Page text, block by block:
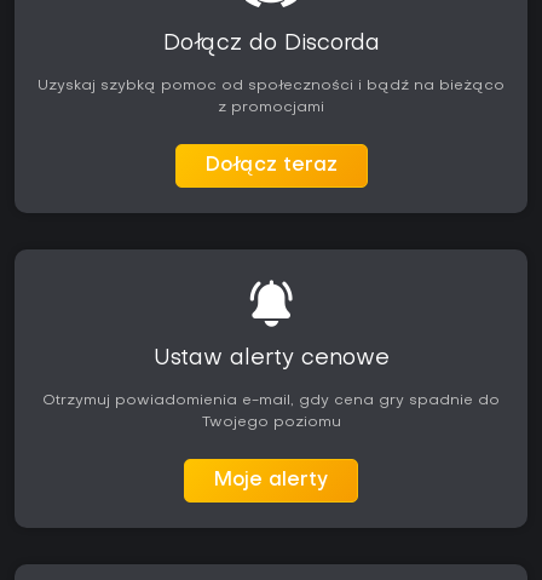
Dołącz do Discorda
Uzyskaj szybką pomoc od społeczności i bądź na bieżąco
z promocjami
Dołącz teraz
Ustaw alerty cenowe
Otrzymuj powiadomienia e-mail, gdy cena gry spadnie do
Twojego poziomu
Moje alerty